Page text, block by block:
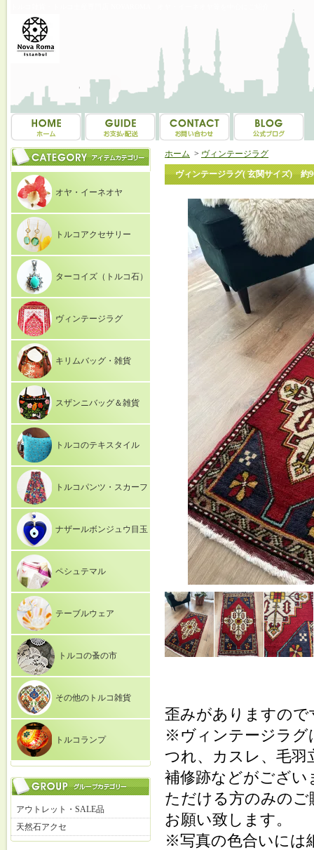
オヤ・イーネオヤ
トルコアクセサリー
ターコイズ（トルコ石）
ヴィンテージラグ
キリムバッグ・雑貨
スザンニバッグ＆雑貨
トルコのテキスタイル
トルコパンツ・スカーフ
ナザールボンジュウ目玉
ペシュテマル
テーブルウェア
トルコの蚤の市
その他のトルコ雑貨
トルコランプ
アウトレット・SALE品
天然石アクセ
ホーム > ヴィンテージラグ
ヴィンテージラグ( 玄関サイズ) 約
歪みがありますの
※ヴィンテージラグ
つれ、カスレ、毛羽
補修跡などがござ
ただける方のみのご
お願い致します。
※写真の色合いには